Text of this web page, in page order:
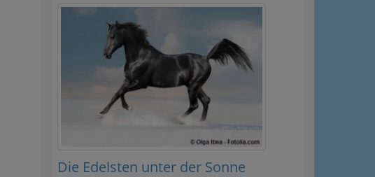
Die Edelsten unter der Sonne